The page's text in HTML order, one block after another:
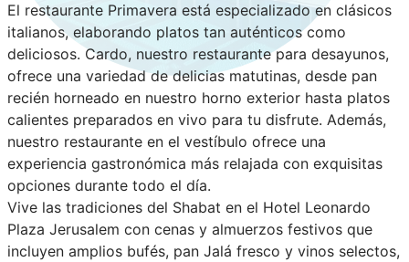
El restaurante Primavera está especializado en clásicos
italianos, elaborando platos tan auténticos como
deliciosos. Cardo, nuestro restaurante para desayunos,
ofrece una variedad de delicias matutinas, desde pan
recién horneado en nuestro horno exterior hasta platos
calientes preparados en vivo para tu disfrute. Además,
nuestro restaurante en el vestíbulo ofrece una
experiencia gastronómica más relajada con exquisitas
opciones durante todo el día.
Vive las tradiciones del Shabat en el Hotel Leonardo
Plaza Jerusalem con cenas y almuerzos festivos que
incluyen amplios bufés, pan Jalá fresco y vinos selectos,